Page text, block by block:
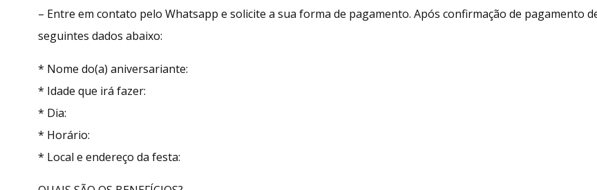
– Entre em contato pelo Whatsapp e solicite a sua forma de pagamento. Após confirmação de pagamento
seguintes dados abaixo:
* Nome do(a) aniversariante:
* Idade que irá fazer:
* Dia:
* Horário:
* Local e endereço da festa: